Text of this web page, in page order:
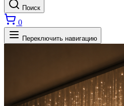
Поиск
0
Переключить навигацию